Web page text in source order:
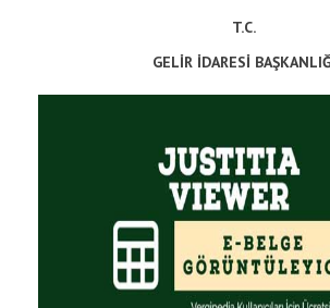
T.C.
GELİR İDARESİ